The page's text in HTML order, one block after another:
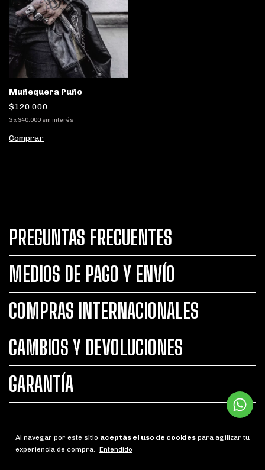
Al navegar por este sitio aceptás el uso de cookies para agilizar tu
experiencia de compra. Entendido
Muñequera Puño
$120.000
3x $40.000 sin interés
Comprar
PREGUNTAS FRECUENTES
MEDIOS DE PAGO Y ENVÍO
COMPRAS INTERNACIONALES
CAMBIOS Y DEVOLUCIONES
GARANTÍA